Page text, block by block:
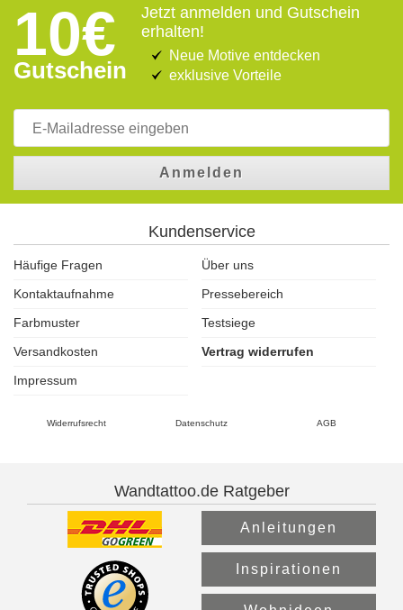
10€
Gutschein
Jetzt anmelden und Gutschein
erhalten!
Neue Motive entdecken
exklusive Vorteile
Anmelden
Kundenservice
Häufige Fragen
Über uns
Kontaktaufnahme
Pressebereich
Farbmuster
Testsiege
Versandkosten
Vertrag widerrufen
Impressum
Widerrufsrecht Datenschutz AGB
Wandtattoo.de Ratgeber
Anleitungen
Inspirationen